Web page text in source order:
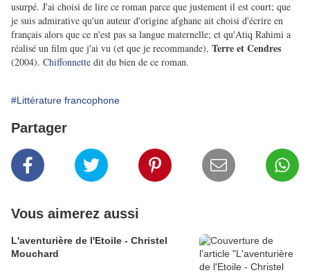
usurpé. J'ai choisi de lire ce roman parce que justement il est court; que
je suis admirative qu'un auteur d'origine afghane ait choisi d'écrire en
français alors que ce n'est pas sa langue maternelle; et qu'Atiq Rahimi a
réalisé un film que j'ai vu (et que je recommande), Terre et Cendres
(2004). Chiffonnette dit du bien de ce roman.
#Littérature francophone
Partager
Vous aimerez aussi
L'aventurière de l'Etoile - Christel
Mouchard